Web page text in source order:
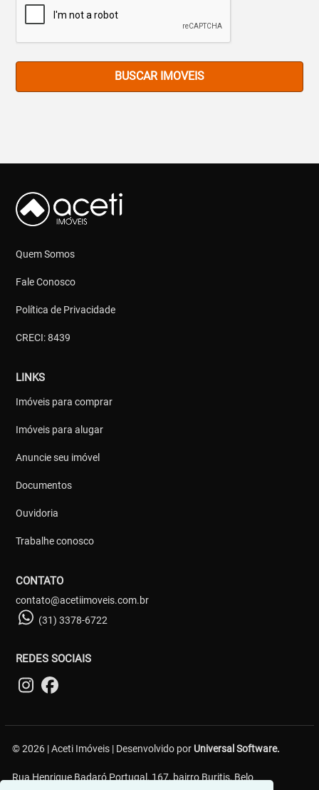
BUSCAR IMOVEIS
Quem Somos
Fale Conosco
Política de Privacidade
CRECI: 8439
LINKS
Imóveis para comprar
Imóveis para alugar
Anuncie seu imóvel
Documentos
Ouvidoria
Trabalhe conosco
CONTATO
contato@acetiimoveis.com.br
(31) 3378-6722
REDES SOCIAIS
© 2026 | Aceti Imóveis | Desenvolvido por Universal Software.
Rua Henrique Badaró Portugal, 167, bairro Buritis, Belo